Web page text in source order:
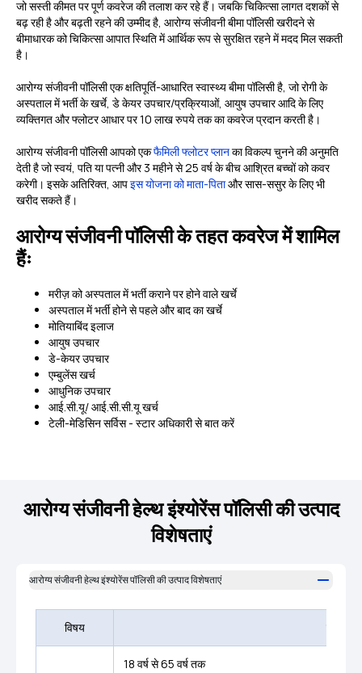
जो सस्ती कीमत पर पूर्ण कवरेज की तलाश कर रहे हैं। जबकि चिकित्सा लागत दशकों से
बढ़ रही है और बढ़ती रहने की उम्मीद है, आरोग्य संजीवनी बीमा पॉलिसी खरीदने से
बीमाधारक को चिकित्सा आपात स्थिति में आर्थिक रूप से सुरक्षित रहने में मदद मिल सकती
है।
आरोग्य संजीवनी पॉलिसी एक क्षतिपूर्ति-आधारित स्वास्थ्य बीमा पॉलिसी है, जो रोगी के
अस्पताल में भर्ती के खर्चे, डे केयर उपचार/प्रक्रियाओं, आयुष उपचार आदि के लिए
व्यक्तिगत और फ्लोटर आधार पर 10 लाख रुपये तक का कवरेज प्रदान करती है।
आरोग्य संजीवनी पॉलिसी आपको एकफैमिली फ्लोटर प्लानका विकल्प चुनने की अनुमति
देती है जो स्वयं, पति या पत्नी और 3 महीने से 25 वर्ष के बीच आश्रित बच्चों को कवर
करेगी। इसके अतिरिक्त, आपइस योजना को माता-पिताऔर सास-ससुर के लिए भी
खरीद सकते हैं।
आरोग्य संजीवनी पॉलिसी के तहत कवरेज में शामिल
हैंः
मरीज़ को अस्पताल में भर्ती कराने पर होने वाले खर्चे
अस्पताल में भर्ती होने से पहले और बाद का खर्चे
मोतियाबिंद इलाज
आयुष उपचार
डे-केयर उपचार
एम्बुलेंस खर्च
आधुनिक उपचार
आई.सी.यू/ आई.सी.सी.यू खर्च
टेली-मेडिसिन सर्विस - स्टार अधिकारी से बात करें
आरोग्य संजीवनी हेल्थ इंश्योरेंस पॉलिसी की उत्पाद
विशेषताएं
आरोग्य संजीवनी हेल्थ इंश्योरेंस पॉलिसी की उत्पाद विशेषताएं
विषय
18 वर्ष से 65 वर्ष तक